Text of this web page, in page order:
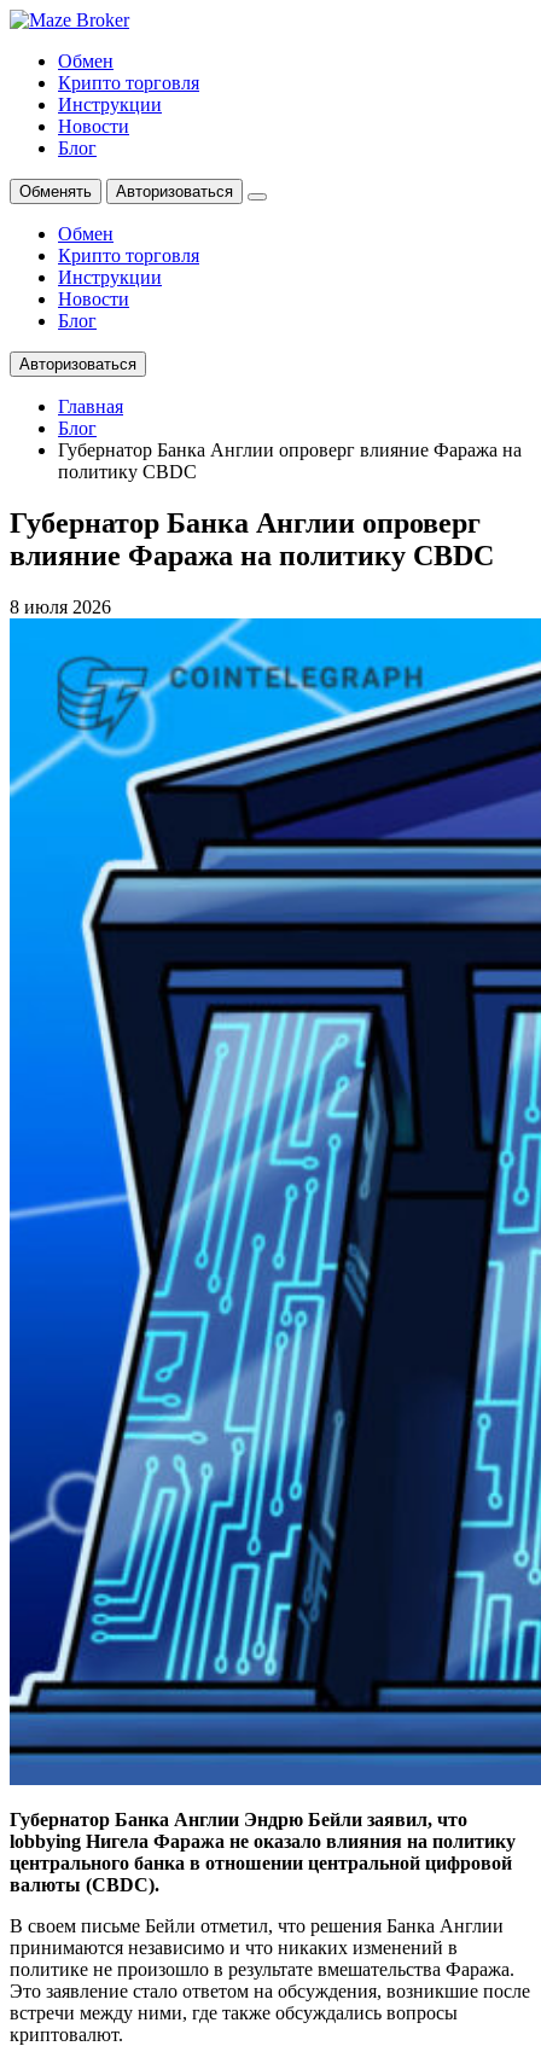
Обмен
Крипто торговля
Инструкции
Новости
Блог
Обменять Авторизоваться
Обмен
Крипто торговля
Инструкции
Новости
Блог
Авторизоваться
Главная
Блог
Губернатор Банка Англии опроверг влияние Фаража на
политику CBDC
Губернатор Банка Англии опроверг
влияние Фаража на политику CBDC
8 июля 2026
Губернатор Банка Англии Эндрю Бейли заявил, что
lobbying Нигела Фаража не оказало влияния на политику
центрального банка в отношении центральной цифровой
валюты (CBDC).
В своем письме Бейли отметил, что решения Банка Англии
принимаются независимо и что никаких изменений в
политике не произошло в результате вмешательства Фаража.
Это заявление стало ответом на обсуждения, возникшие после
встречи между ними, где также обсуждались вопросы
криптовалют.